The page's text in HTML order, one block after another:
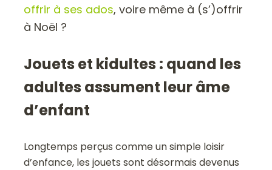
offrir à ses ados, voire même à (s’)offrir
à Noël ?
Jouets et kidultes : quand les
adultes assument leur âme
d’enfant
Longtemps perçus comme un simple loisir
d’enfance, les jouets sont désormais devenus